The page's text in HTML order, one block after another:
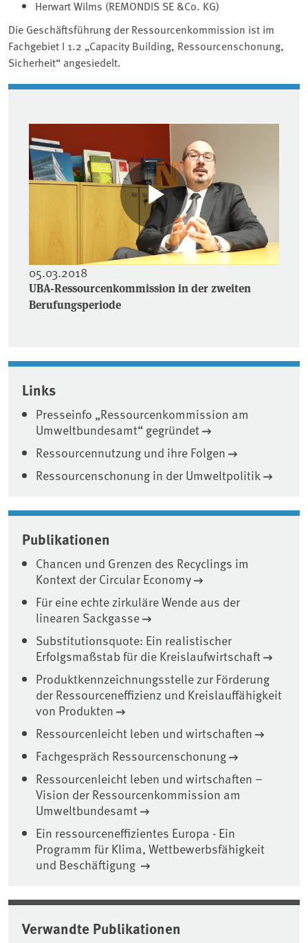
Herwart Wilms (REMONDIS SE &Co. KG)
Die Geschäftsführung der Ressourcenkommission ist im
Fachgebiet I 1.2 „Capacity Building, Ressourcenschonung,
Sicherheit“ angesiedelt.
Associated content
05.03.2018
UBA-Ressourcenkommission in der zweiten
Berufungsperiode
Links
Presseinfo „Ressourcenkommission am
Umweltbundesamt“ gegründet
Ressourcennutzung und ihre Folgen
Ressourcenschonung in der Umweltpolitik
Publikationen
Chancen und Grenzen des Recyclings im
Kontext der Circular Economy
Für eine echte zirkuläre Wende aus der
linearen Sackgasse
Substitutionsquote: Ein realistischer
Erfolgsmaßstab für die Kreislaufwirtschaft
Produktkennzeichnungsstelle zur Förderung
der Ressourceneffizienz und Kreislauffähigkeit
von Produkten
Ressourcenleicht leben und wirtschaften
Fachgespräch Ressourcenschonung
Ressourcenleicht leben und wirtschaften –
Vision der Ressourcenkommission am
Umweltbundesamt
Ein ressourceneffizientes Europa - Ein
Programm für Klima, Wettbewerbsfähigkeit
und Beschäftigung
Verwandte Publikationen